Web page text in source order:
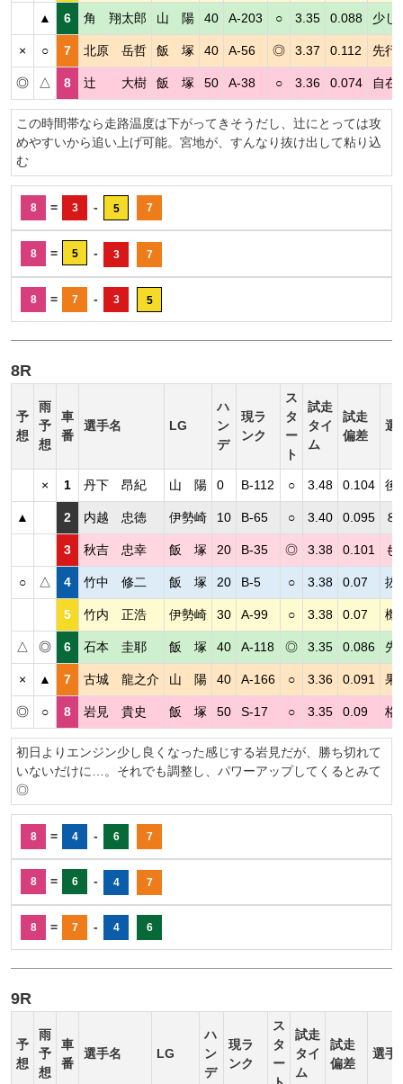
▲ 6 角 翔太郎 山 陽 40 A-203 ○ 3.35 0.088 少し
× ○ 7 北原 岳哲 飯 塚 40 A-56 ◎ 3.37 0.112 先行
◎ △ 8 辻 大樹 飯 塚 50 A-38 ○ 3.36 0.074 自在
この時間帯なら走路温度は下がってきそうだし、辻にとっては攻
めやすいから追い上げ可能。宮地が、すんなり抜け出して粘り込
む
8 = 3 - 5 7
8 = 5 - 3 7
8 = 7 - 3 5
8R
予
想
雨
予
想
車
番
選手名 LG
ハ
ン
デ
現ラ
ンク
ス
タ
ー
ト
試走
タイ
ム
試走
偏差
選
× 1 丹下 昂紀 山 陽 0 B-112 ○ 3.48 0.104 後
▲ 2 内越 忠徳 伊勢崎 10 B-65 ○ 3.40 0.095 ８
3 秋吉 忠幸 飯 塚 20 B-35 ◎ 3.38 0.101 も
○ △ 4 竹中 修二 飯 塚 20 B-5 ○ 3.38 0.07 抜
5 竹内 正浩 伊勢崎 30 A-99 ○ 3.38 0.07 機
△ ◎ 6 石本 圭耶 飯 塚 40 A-118 ◎ 3.35 0.086 先
× ▲ 7 古城 龍之介 山 陽 40 A-166 ○ 3.36 0.091 果
◎ ○ 8 岩見 貴史 飯 塚 50 S-17 ○ 3.35 0.09 格
初日よりエンジン少し良くなった感じする岩見だが、勝ち切れて
いないだけに…。それでも調整し、パワーアップしてくるとみて
◎
8 = 4 - 6 7
8 = 6 - 4 7
8 = 7 - 4 6
9R
予
想
雨
予
想
車
番
選手名 LG
ハ
ン
デ
現ラ
ンク
ス
タ
ー
試走
タイ
ム
試走
偏差
選手